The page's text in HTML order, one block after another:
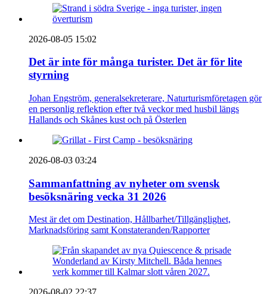
2026-08-05 15:02
Det är inte för många turister. Det är för lite
styrning
Johan Engström, generalsekreterare, Naturturismföretagen gör
en personlig reflektion efter två veckor med husbil längs
Hallands och Skånes kust och på Österlen
2026-08-03 03:24
Sammanfattning av nyheter om svensk
besöksnäring vecka 31 2026
Mest är det om Destination, Hållbarhet/Tillgänglighet,
Marknadsföring samt Konstateranden/Rapporter